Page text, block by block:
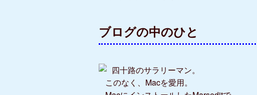
ブログの中のひと
四十路のサラリーマン。
このなく、Macを愛用。